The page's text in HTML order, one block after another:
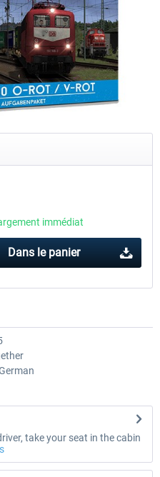
Railworks Szenario-Pack
immédiat
Dans le panier
take your seat in the cabin